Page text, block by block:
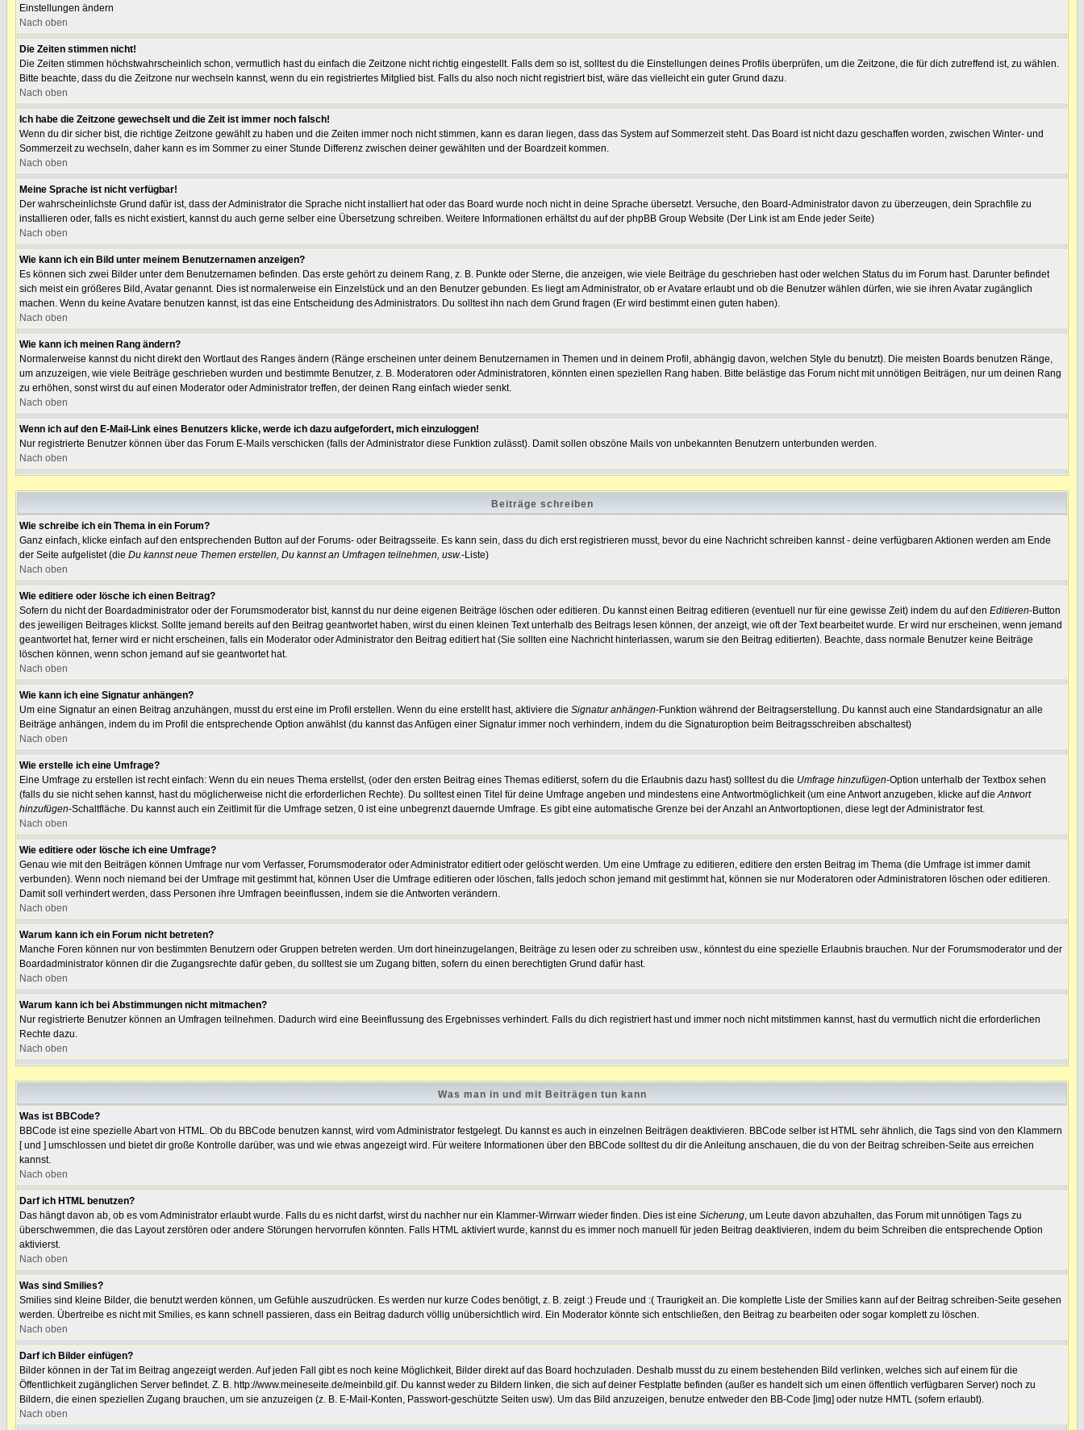
Einstellungen ändern
Nach oben
Die Zeiten stimmen nicht!
Die Zeiten stimmen höchstwahrscheinlich schon, vermutlich hast du einfach die Zeitzone nicht richtig eingestellt. Falls dem so ist, solltest du die Einstellungen deines Profils überprüfen, um die Zeitzone, die für dich zutreffend ist, zu wählen.
Bitte beachte, dass du die Zeitzone nur wechseln kannst, wenn du ein registriertes Mitglied bist. Falls du also noch nicht registriert bist, wäre das vielleicht ein guter Grund dazu.
Nach oben
Ich habe die Zeitzone gewechselt und die Zeit ist immer noch falsch!
Wenn du dir sicher bist, die richtige Zeitzone gewählt zu haben und die Zeiten immer noch nicht stimmen, kann es daran liegen, dass das System auf Sommerzeit steht. Das Board ist nicht dazu geschaffen worden, zwischen Winter- und
Sommerzeit zu wechseln, daher kann es im Sommer zu einer Stunde Differenz zwischen deiner gewählten und der Boardzeit kommen.
Nach oben
Meine Sprache ist nicht verfügbar!
Der wahrscheinlichste Grund dafür ist, dass der Administrator die Sprache nicht installiert hat oder das Board wurde noch nicht in deine Sprache übersetzt. Versuche, den Board-Administrator davon zu überzeugen, dein Sprachfile zu
installieren oder, falls es nicht existiert, kannst du auch gerne selber eine Übersetzung schreiben. Weitere Informationen erhältst du auf der phpBB Group Website (Der Link ist am Ende jeder Seite)
Nach oben
Wie kann ich ein Bild unter meinem Benutzernamen anzeigen?
Es können sich zwei Bilder unter dem Benutzernamen befinden. Das erste gehört zu deinem Rang, z. B. Punkte oder Sterne, die anzeigen, wie viele Beiträge du geschrieben hast oder welchen Status du im Forum hast. Darunter befindet
sich meist ein größeres Bild, Avatar genannt. Dies ist normalerweise ein Einzelstück und an den Benutzer gebunden. Es liegt am Administrator, ob er Avatare erlaubt und ob die Benutzer wählen dürfen, wie sie ihren Avatar zugänglich
machen. Wenn du keine Avatare benutzen kannst, ist das eine Entscheidung des Administrators. Du solltest ihn nach dem Grund fragen (Er wird bestimmt einen guten haben).
Nach oben
Wie kann ich meinen Rang ändern?
Normalerweise kannst du nicht direkt den Wortlaut des Ranges ändern (Ränge erscheinen unter deinem Benutzernamen in Themen und in deinem Profil, abhängig davon, welchen Style du benutzt). Die meisten Boards benutzen Ränge,
um anzuzeigen, wie viele Beiträge geschrieben wurden und bestimmte Benutzer, z. B. Moderatoren oder Administratoren, könnten einen speziellen Rang haben. Bitte belästige das Forum nicht mit unnötigen Beiträgen, nur um deinen Rang
zu erhöhen, sonst wirst du auf einen Moderator oder Administrator treffen, der deinen Rang einfach wieder senkt.
Nach oben
Wenn ich auf den E-Mail-Link eines Benutzers klicke, werde ich dazu aufgefordert, mich einzuloggen!
Nur registrierte Benutzer können über das Forum E-Mails verschicken (falls der Administrator diese Funktion zulässt). Damit sollen obszöne Mails von unbekannten Benutzern unterbunden werden.
Nach oben
Beiträge schreiben
Wie schreibe ich ein Thema in ein Forum?
Ganz einfach, klicke einfach auf den entsprechenden Button auf der Forums- oder Beitragsseite. Es kann sein, dass du dich erst registrieren musst, bevor du eine Nachricht schreiben kannst - deine verfügbaren Aktionen werden am Ende
der Seite aufgelistet (die Du kannst neue Themen erstellen, Du kannst an Umfragen teilnehmen, usw.-Liste)
Nach oben
Wie editiere oder lösche ich einen Beitrag?
Sofern du nicht der Boardadministrator oder der Forumsmoderator bist, kannst du nur deine eigenen Beiträge löschen oder editieren. Du kannst einen Beitrag editieren (eventuell nur für eine gewisse Zeit) indem du auf den Editieren-Button
des jeweiligen Beitrages klickst. Sollte jemand bereits auf den Beitrag geantwortet haben, wirst du einen kleinen Text unterhalb des Beitrags lesen können, der anzeigt, wie oft der Text bearbeitet wurde. Er wird nur erscheinen, wenn jemand
geantwortet hat, ferner wird er nicht erscheinen, falls ein Moderator oder Administrator den Beitrag editiert hat (Sie sollten eine Nachricht hinterlassen, warum sie den Beitrag editierten). Beachte, dass normale Benutzer keine Beiträge
löschen können, wenn schon jemand auf sie geantwortet hat.
Nach oben
Wie kann ich eine Signatur anhängen?
Um eine Signatur an einen Beitrag anzuhängen, musst du erst eine im Profil erstellen. Wenn du eine erstellt hast, aktiviere die Signatur anhängen-Funktion während der Beitragserstellung. Du kannst auch eine Standardsignatur an alle
Beiträge anhängen, indem du im Profil die entsprechende Option anwählst (du kannst das Anfügen einer Signatur immer noch verhindern, indem du die Signaturoption beim Beitragsschreiben abschaltest)
Nach oben
Wie erstelle ich eine Umfrage?
Eine Umfrage zu erstellen ist recht einfach: Wenn du ein neues Thema erstellst, (oder den ersten Beitrag eines Themas editierst, sofern du die Erlaubnis dazu hast) solltest du die Umfrage hinzufügen-Option unterhalb der Textbox sehen
(falls du sie nicht sehen kannst, hast du möglicherweise nicht die erforderlichen Rechte). Du solltest einen Titel für deine Umfrage angeben und mindestens eine Antwortmöglichkeit (um eine Antwort anzugeben, klicke auf dieAntwort
hinzufügen-Schaltfläche. Du kannst auch ein Zeitlimit für die Umfrage setzen, 0 ist eine unbegrenzt dauernde Umfrage. Es gibt eine automatische Grenze bei der Anzahl an Antwortoptionen, diese legt der Administrator fest.
Nach oben
Wie editiere oder lösche ich eine Umfrage?
Genau wie mit den Beiträgen können Umfrage nur vom Verfasser, Forumsmoderator oder Administrator editiert oder gelöscht werden. Um eine Umfrage zu editieren, editiere den ersten Beitrag im Thema (die Umfrage ist immer damit
verbunden). Wenn noch niemand bei der Umfrage mit gestimmt hat, können User die Umfrage editieren oder löschen, falls jedoch schon jemand mit gestimmt hat, können sie nur Moderatoren oder Administratoren löschen oder editieren.
Damit soll verhindert werden, dass Personen ihre Umfragen beeinflussen, indem sie die Antworten verändern.
Nach oben
Warum kann ich ein Forum nicht betreten?
Manche Foren können nur von bestimmten Benutzern oder Gruppen betreten werden. Um dort hineinzugelangen, Beiträge zu lesen oder zu schreiben usw., könntest du eine spezielle Erlaubnis brauchen. Nur der Forumsmoderator und der
Boardadministrator können dir die Zugangsrechte dafür geben, du solltest sie um Zugang bitten, sofern du einen berechtigten Grund dafür hast.
Nach oben
Warum kann ich bei Abstimmungen nicht mitmachen?
Nur registrierte Benutzer können an Umfragen teilnehmen. Dadurch wird eine Beeinflussung des Ergebnisses verhindert. Falls du dich registriert hast und immer noch nicht mitstimmen kannst, hast du vermutlich nicht die erforderlichen
Rechte dazu.
Nach oben
Was man in und mit Beiträgen tun kann
Was ist BBCode?
BBCode ist eine spezielle Abart von HTML. Ob du BBCode benutzen kannst, wird vom Administrator festgelegt. Du kannst es auch in einzelnen Beiträgen deaktivieren. BBCode selber ist HTML sehr ähnlich, die Tags sind von den Klammern
[ und ] umschlossen und bietet dir große Kontrolle darüber, was und wie etwas angezeigt wird. Für weitere Informationen über den BBCode solltest du dir die Anleitung anschauen, die du von der Beitrag schreiben-Seite aus erreichen
kannst.
Nach oben
Darf ich HTML benutzen?
Das hängt davon ab, ob es vom Administrator erlaubt wurde. Falls du es nicht darfst, wirst du nachher nur ein Klammer-Wirrwarr wieder finden. Dies ist eine Sicherung, um Leute davon abzuhalten, das Forum mit unnötigen Tags zu
überschwemmen, die das Layout zerstören oder andere Störungen hervorrufen könnten. Falls HTML aktiviert wurde, kannst du es immer noch manuell für jeden Beitrag deaktivieren, indem du beim Schreiben die entsprechende Option
aktivierst.
Nach oben
Was sind Smilies?
Smilies sind kleine Bilder, die benutzt werden können, um Gefühle auszudrücken. Es werden nur kurze Codes benötigt, z. B. zeigt :) Freude und :( Traurigkeit an. Die komplette Liste der Smilies kann auf der Beitrag schreiben-Seite gesehen
werden. Übertreibe es nicht mit Smilies, es kann schnell passieren, dass ein Beitrag dadurch völlig unübersichtlich wird. Ein Moderator könnte sich entschließen, den Beitrag zu bearbeiten oder sogar komplett zu löschen.
Nach oben
Darf ich Bilder einfügen?
Bilder können in der Tat im Beitrag angezeigt werden. Auf jeden Fall gibt es noch keine Möglichkeit, Bilder direkt auf das Board hochzuladen. Deshalb musst du zu einem bestehenden Bild verlinken, welches sich auf einem für die
Öffentlichkeit zugänglichen Server befindet. Z. B. http://www.meineseite.de/meinbild.gif. Du kannst weder zu Bildern linken, die sich auf deiner Festplatte befinden (außer es handelt sich um einen öffentlich verfügbaren Server) noch zu
Bildern, die einen speziellen Zugang brauchen, um sie anzuzeigen (z. B. E-Mail-Konten, Passwort-geschützte Seiten usw). Um das Bild anzuzeigen, benutze entweder den BB-Code [img] oder nutze HMTL (sofern erlaubt).
Nach oben